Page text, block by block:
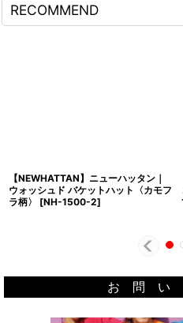
RECOMMEND
【NEWHATTAN】ニューハッタン｜
ウォッシュド バケットハット〈カモフ
ラ柄〉
[NH-1500-2]
お 問 い